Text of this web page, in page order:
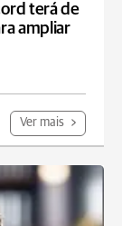
terá de
ampliar
Ver mais